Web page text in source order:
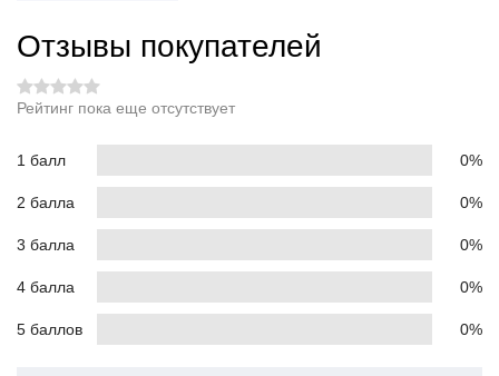
Отзывы покупателей
Рейтинг пока еще отсутствует
1 балл 0%
2 балла 0%
3 балла 0%
4 балла 0%
5 баллов 0%